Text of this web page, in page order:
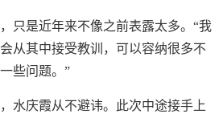
只是近年来不像之前表露太多。“我
从其中接受教训，可以容纳很多不
些问题。”
水庆霞从不避讳。此次中途接手上